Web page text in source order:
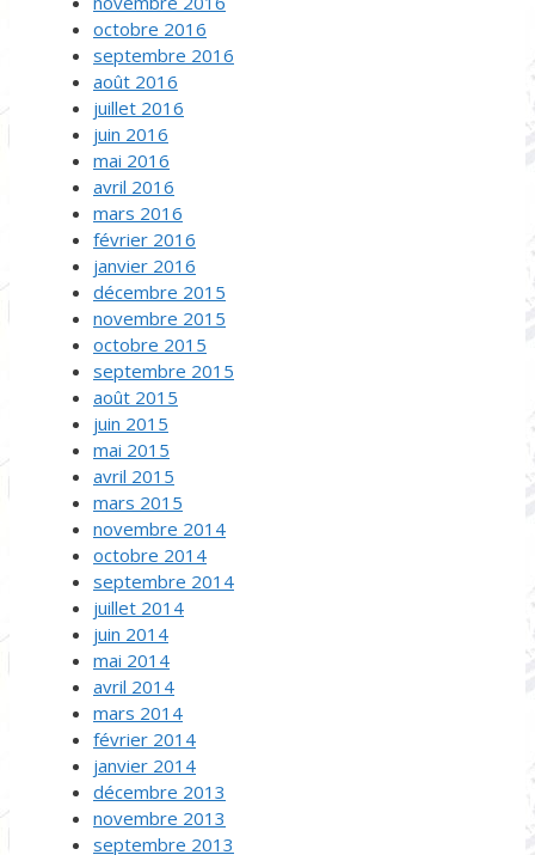
octobre 2016
septembre 2016
août 2016
juillet 2016
juin 2016
mai 2016
avril 2016
mars 2016
février 2016
janvier 2016
décembre 2015
novembre 2015
octobre 2015
septembre 2015
août 2015
juin 2015
mai 2015
avril 2015
mars 2015
novembre 2014
octobre 2014
septembre 2014
juillet 2014
juin 2014
mai 2014
avril 2014
mars 2014
février 2014
janvier 2014
décembre 2013
novembre 2013
septembre 2013